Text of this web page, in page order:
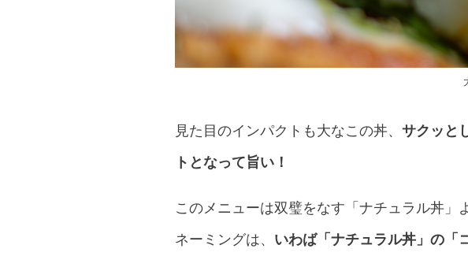
見た目のインパクトも大なこの丼、 サクッと
トとなって旨い！
このメニューは双璧をなす「ナチュラル丼
ネーミングは、 いわば「ナチュラル丼」の「